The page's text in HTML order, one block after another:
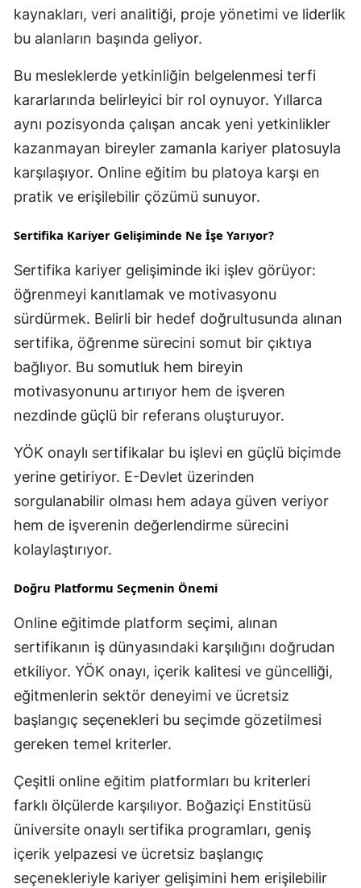
Bayburt
Kırıkkale
Batman
Şırnak
Bartın
Yalova
Karabük
Osmaniye
Düzce
kaynakları, veri analitiği, proje yönetimi ve liderlik
bu alanların başında geliyor.
Bu mesleklerde yetkinliğin belgelenmesi terfi
kararlarında belirleyici bir rol oynuyor. Yıllarca
aynı pozisyonda çalışan ancak yeni yetkinlikler
kazanmayan bireyler zamanla kariyer platosuyla
karşılaşıyor. Online eğitim bu platoya karşı en
pratik ve erişilebilir çözümü sunuyor.
Sertifika Kariyer Gelişiminde Ne İşe Yarıyor?
Sertifika kariyer gelişiminde iki işlev görüyor:
öğrenmeyi kanıtlamak ve motivasyonu
sürdürmek. Belirli bir hedef doğrultusunda alınan
sertifika, öğrenme sürecini somut bir çıktıya
bağlıyor. Bu somutluk hem bireyin
motivasyonunu artırıyor hem de işveren
nezdinde güçlü bir referans oluşturuyor.
YÖK onaylı sertifikalar bu işlevi en güçlü biçimde
yerine getiriyor. E-Devlet üzerinden
sorgulanabilir olması hem adaya güven veriyor
hem de işverenin değerlendirme sürecini
kolaylaştırıyor.
Doğru Platformu Seçmenin Önemi
Online eğitimde platform seçimi, alınan
sertifikanın iş dünyasındaki karşılığını doğrudan
etkiliyor. YÖK onayı, içerik kalitesi ve güncelliği,
eğitmenlerin sektör deneyimi ve ücretsiz
başlangıç seçenekleri bu seçimde gözetilmesi
gereken temel kriterler.
Çeşitli online eğitim platformları bu kriterleri
farklı ölçülerde karşılıyor. Boğaziçi Enstitüsü
üniversite onaylı sertifika programları, geniş
içerik yelpazesi ve ücretsiz başlangıç
seçenekleriyle kariyer gelişimini hem erişilebilir